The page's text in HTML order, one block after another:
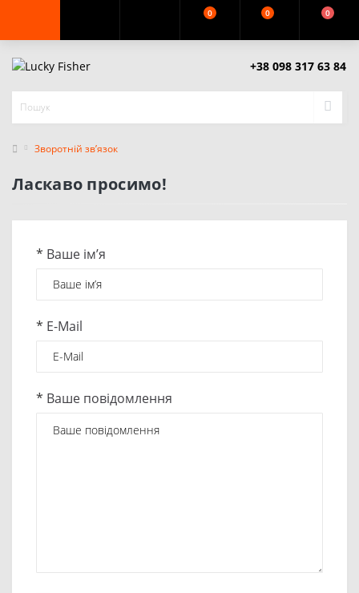
0 0 0
+38 098 317 63 84
Зворотній зв’язок
Ласкаво просимо!
* Ваше ім’я
* E-Mail
* Ваше повідомлення